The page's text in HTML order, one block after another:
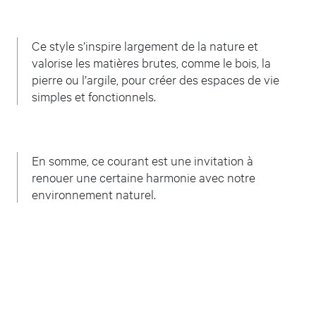
Ce style s’inspire largement de la nature et
valorise les matières brutes, comme le bois, la
pierre ou l’argile, pour créer des espaces de vie
simples et fonctionnels.
En somme, ce courant est une invitation à
renouer une certaine harmonie avec notre
environnement naturel.